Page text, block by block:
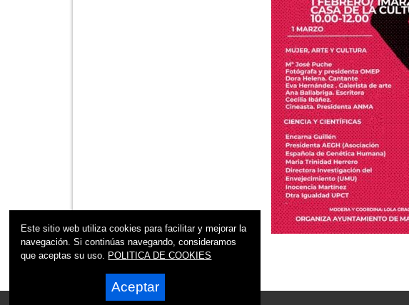
Este sitio web utiliza cookies para facilitar y mejorar la
navegación. Si continúas navegando, consideramos
que aceptas su uso. POLITICA DE COOKIES
Aceptar